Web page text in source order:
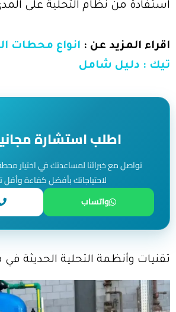
استفادة من نظام التحلية على
اقراء المزيد عن : انواع محطات
تيك : دليل شامل
اطلب استشارة
تواصل مع خبرائنا لمساعدتك في اختيار
لاحتياجاتك بأفضل كفاءة وأقل
واتساب
تقنيات وأنظمة التحلية الحديثة